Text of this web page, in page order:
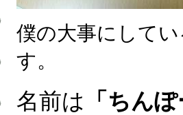
僕の大事にして
す。
名前は 「ちん